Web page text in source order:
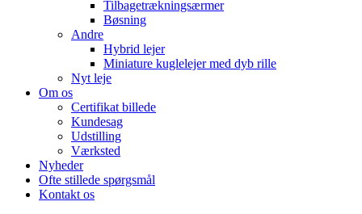
Tilbagetrækningsærmer
Bøsning
Andre
Hybrid lejer
Miniature kuglelejer med dyb rille
Nyt leje
Om os
Certifikat billede
Kundesag
Udstilling
Værksted
Nyheder
Ofte stillede spørgsmål
Kontakt os